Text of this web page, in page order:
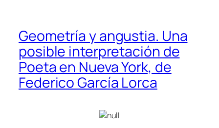
Geometría y angustia. Una
posible interpretación de
Poeta en Nueva York, de
Federico García Lorca